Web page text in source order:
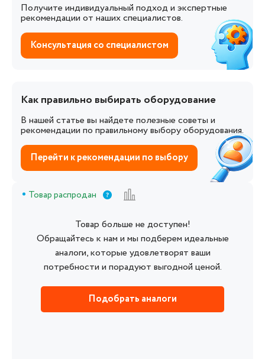
Получите индивидуальный подход и экспертные
рекомендации от наших специалистов.
Консультация со специалистом
Как правильно выбирать оборудование
В нашей статье вы найдете полезные советы и
рекомендации по правильному выбору оборудования.
Перейти к рекомендации по выбору
Товар распродан
Товар больше не доступен!
Обращайтесь к нам и мы подберем идеальные
аналоги, которые удовлетворят ваши
потребности и порадуют выгодной ценой.
Подобрать аналоги